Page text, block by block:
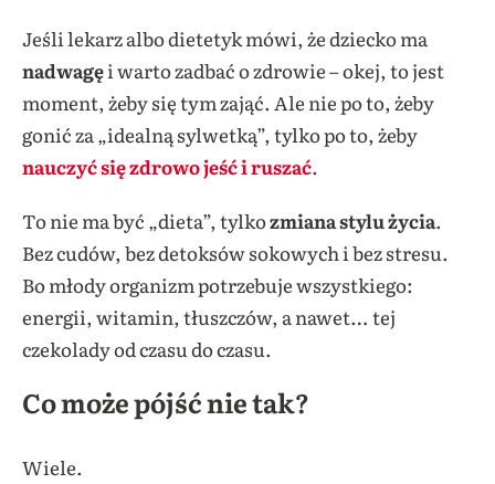
Jeśli lekarz albo dietetyk mówi, że dziecko ma
nadwagęi warto zadbać o zdrowie – okej, to jest
moment, żeby się tym zająć. Ale nie po to, żeby
gonić za „idealną sylwetką”, tylko po to, żeby
nauczyć się zdrowo jeść i ruszać.
To nie ma być „dieta”, tylkozmiana stylu życia.
Bez cudów, bez detoksów sokowych i bez stresu.
Bo młody organizm potrzebuje wszystkiego:
energii, witamin, tłuszczów, a nawet… tej
czekolady od czasu do czasu.
Co może pójść nie tak?
Wiele.